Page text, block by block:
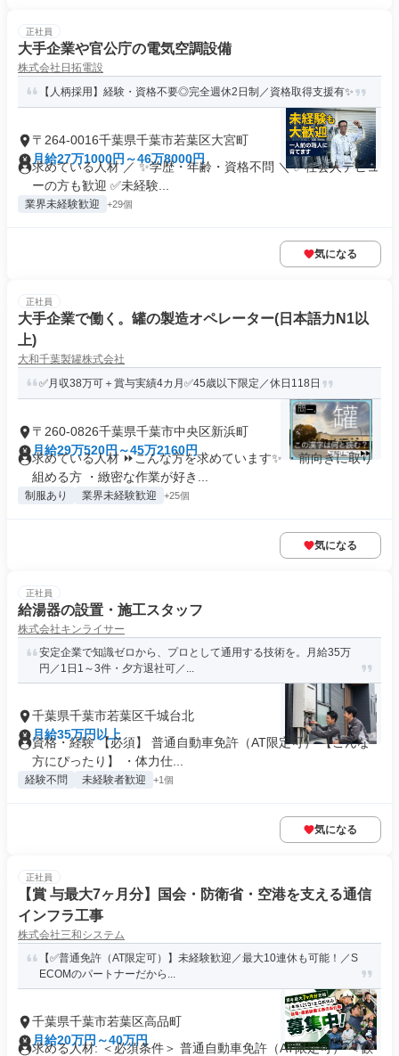
正社員
大手企業や官公庁の電気空調設備
株式会社日拓電設
【人柄採用】経験・資格不要◎完全週休2日制／資格取得支援有✨
〒264-0016千葉県千葉市若葉区大宮町
月給27万1000円～46万8000円
求めている人材 ／ ✨学歴・年齢・資格不問 ＼ ✅社会人デビュ
ーの方も歓迎 ✅未経験...
業界未経験歓迎 +29個
気になる
正社員
大手企業で働く。罐の製造オペレーター(日本語力N1以
上)
大和千葉製罐株式会社
✅月収38万可＋賞与実績4カ月✅45歳以下限定／休日118日
〒260-0826千葉県千葉市中央区新浜町
月給29万520円～45万2160円
求めている人材 ⏩こんな方を求めています✨ ・前向きに取り
組める方 ・緻密な作業が好き...
制服あり 業界未経験歓迎 +25個
気になる
正社員
給湯器の設置・施工スタッフ
株式会社キンライサー
安定企業で知識ゼロから、プロとして通用する技術を。月給35万
円／1日1～3件・夕方退社可／...
千葉県千葉市若葉区千城台北
月給35万円以上
資格・経験 【必須】 普通自動車免許（AT限定可） 【こんな
方にぴったり】 ・体力仕...
経験不問 未経験者歓迎 +1個
気になる
正社員
【賞 与最大7ヶ月分】国会・防衛省・空港を支える通信
インフラ工事
株式会社三和システム
【✅普通免許（AT限定可）】未経験歓迎／最大10連休も可能！／S
ECOMのパートナーだから...
千葉県千葉市若葉区高品町
月給20万円～40万円
求める人材: ＜必須条件＞ 普通自動車免許（AT限定可） ＜歓